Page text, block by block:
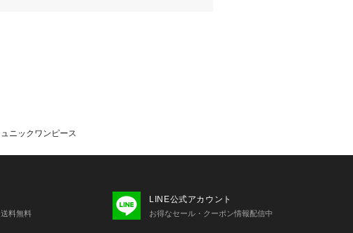
により、実際よりも色味が違って見える場
。また、パソコン・スマートフォンなどの
ニックワンピース
料無料
LINE公式アカウント
お得なセール・クーポン情報配信中